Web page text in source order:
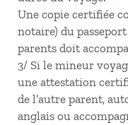
Une copie certifiée
notaire) du
parents doit
3/ Si le mineur
une attestation
de l’autre parent,
anglais ou